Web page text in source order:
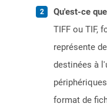
Qu'est-ce
TIFF ou TIF,
représente
destinées à
format de